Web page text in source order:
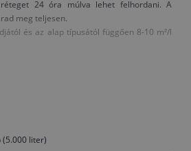
réteget 24 óra múlva lehet felhordani. A
meg teljesen.
és az alap típusától függően 8-10 m²/l
(5.000 liter)